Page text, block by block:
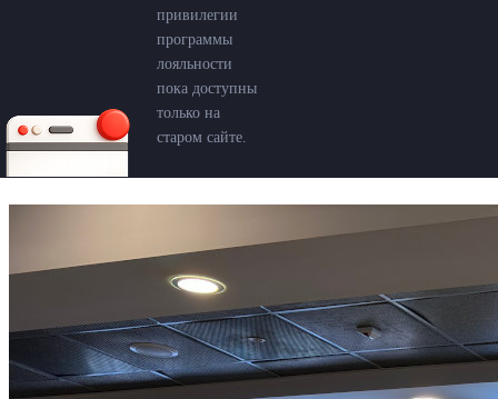
привилегии
программы
лояльности
пока доступны
только на
старом сайте.